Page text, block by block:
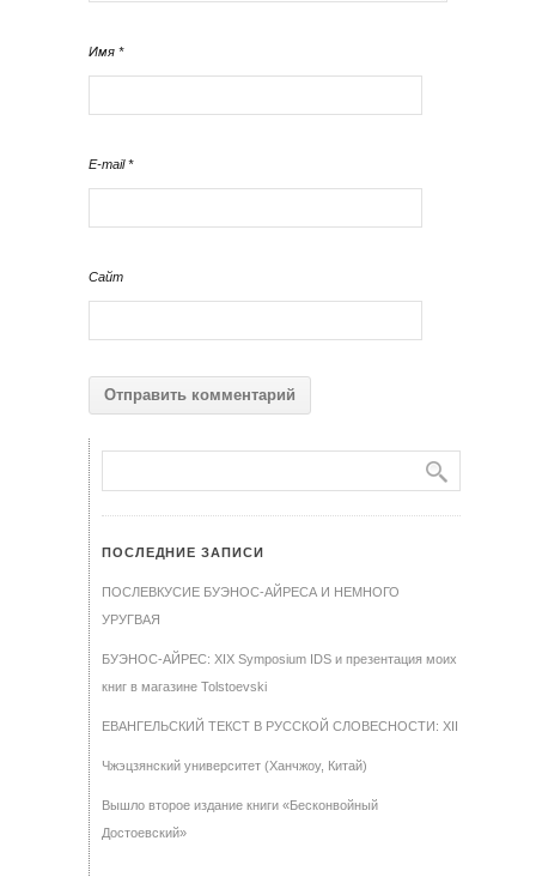
Имя *
E-mail*
Сайт
ПОСЛЕДНИЕ ЗАПИСИ
ПОСЛЕВКУСИЕ БУЭНОС-АЙРЕСА И НЕМНОГО
УРУГВАЯ
БУЭНОС-АЙРЕС: XIX Symposium IDS и презентация моих
книг в магазине Tolstoevski
ЕВАНГЕЛЬСКИЙ ТЕКСТ В РУССКОЙ СЛОВЕСНОСТИ: XII
Чжэцзянский университет (Ханчжоу, Китай)
Вышло второе издание книги «Бесконвойный
Достоевский»